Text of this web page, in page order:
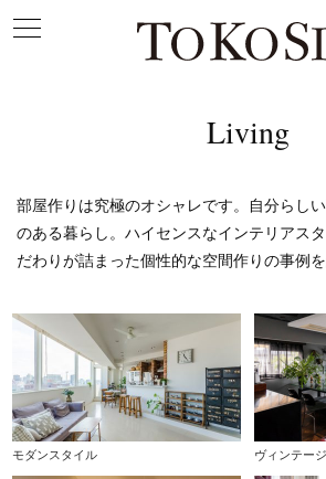
Living
部屋作りは究極のオシャレです。自分らし
のある暮らし。ハイセンスなインテリアス
だわりが詰まった個性的な空間作りの事例を
モダンスタイル ヴィンテー